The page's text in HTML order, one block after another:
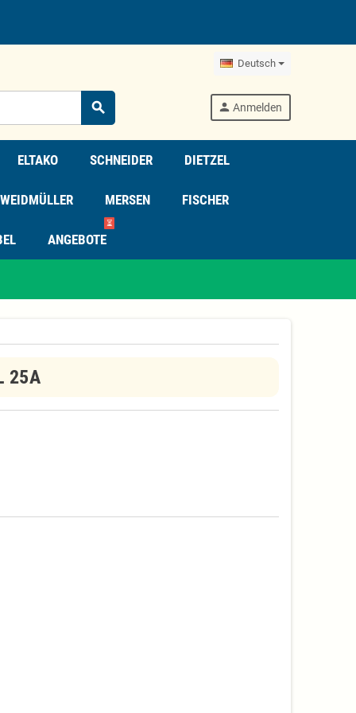
Deutsch
search person Anmelden
ELTAKO SCHNEIDER DIETZEL
WEIDMÜLLER MERSEN FISCHER
ANGEBOTE
⏳
25A